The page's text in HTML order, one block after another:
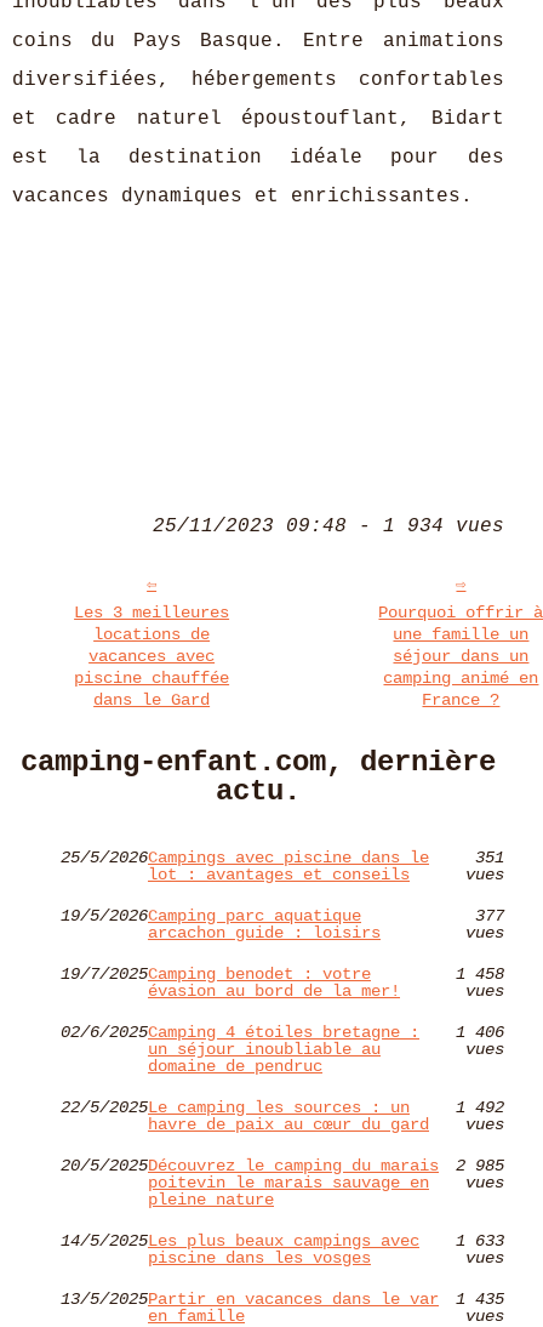
coins du Pays Basque. Entre animations
diversifiées, hébergements confortables
et cadre naturel époustouflant, Bidart
est la destination idéale pour des
vacances dynamiques et enrichissantes.
25/11/2023 09:48 - 1 934 vues
Les 3 meilleures
locations de
vacances avec
piscine chauffée
dans le Gard
Pourquoi offrir à
une famille un
séjour dans un
camping animé en
France ?
camping-enfant.com, dernière
actu.
25/5/2026Campings avec piscine dans le
lot : avantages et conseils
351
vues
19/5/2026Camping parc aquatique
arcachon guide : loisirs
377
vues
19/7/2025Camping benodet : votre
évasion au bord de la mer!
1 458
vues
02/6/2025Camping 4 étoiles bretagne :
un séjour inoubliable au
domaine de pendruc
1 406
vues
22/5/2025Le camping les sources : un
havre de paix au cœur du gard
1 492
vues
20/5/2025Découvrez le camping du marais
poitevin le marais sauvage en
pleine nature
2 985
vues
14/5/2025Les plus beaux campings avec
piscine dans les vosges
1 633
vues
13/5/2025Partir en vacances dans le var
en famille
1 435
vues